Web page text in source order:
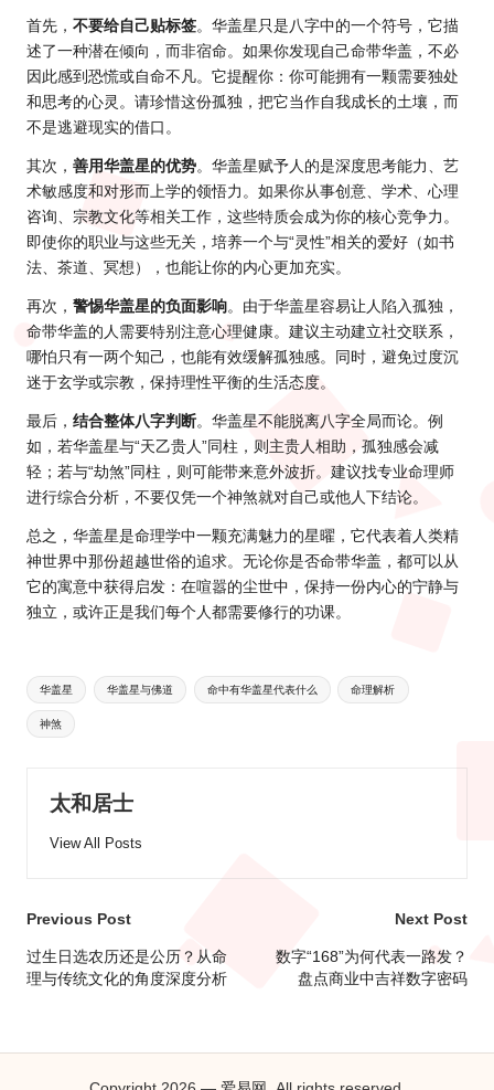
首先， 不要给自己贴标签。华盖星只是八字中的一个符号，它描
述了一种潜在倾向，而非宿命。如果你发现自己命带华盖，不必
因此感到恐慌或自命不凡。它提醒你：你可能拥有一颗需要独处
和思考的心灵。请珍惜这份孤独，把它当作自我成长的土壤，而
不是逃避现实的借口。
其次， 善用华盖星的优势。华盖星赋予人的是深度思考能力、艺
术敏感度和对形而上学的领悟力。如果你从事创意、学术、心理
咨询、宗教文化等相关工作，这些特质会成为你的核心竞争力。
即使你的职业与这些无关，培养一个与“灵性”相关的爱好（如书
法、茶道、冥想），也能让你的内心更加充实。
再次， 警惕华盖星的负面影响。由于华盖星容易让人陷入孤独，
命带华盖的人需要特别注意心理健康。建议主动建立社交联系，
哪怕只有一两个知己，也能有效缓解孤独感。同时，避免过度沉
迷于玄学或宗教，保持理性平衡的生活态度。
最后， 结合整体八字判断。华盖星不能脱离八字全局而论。例
如，若华盖星与“天乙贵人”同柱，则主贵人相助，孤独感会减
轻；若与“劫煞”同柱，则可能带来意外波折。建议找专业命理师
进行综合分析，不要仅凭一个神煞就对自己或他人下结论。
总之，华盖星是命理学中一颗充满魅力的星曜，它代表着人类精
神世界中那份超越世俗的追求。无论你是否命带华盖，都可以从
它的寓意中获得启发：在喧嚣的尘世中，保持一份内心的宁静与
独立，或许正是我们每个人都需要修行的功课。
Tags:
华盖星 华盖星与佛道 命中有华盖星代表什么 命理解析
神煞
太和居士
View All Posts
Post
navigation
Previous Post
过生日选农历还是公历？从命
理与传统文化的角度深度分析
Next Post
数字“168”为何代表一路发？
盘点商业中吉祥数字密码